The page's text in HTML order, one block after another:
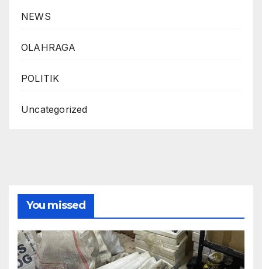
NEWS
OLAHRAGA
POLITIK
Uncategorized
You missed